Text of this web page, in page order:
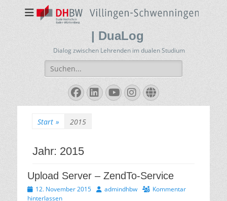
| DuaLog
Dialog zwischen Lehrenden im dualen Studium
Suchen
nach:
Facebook
LinkedIn
YouTube
Instagram
Website
Start » 2015
Jahr: 2015
Upload Server – ZendTo-Service
Veröffentlicht
am
12. November 2015 Autoradmindhbw
Kommentar
hinterlassen